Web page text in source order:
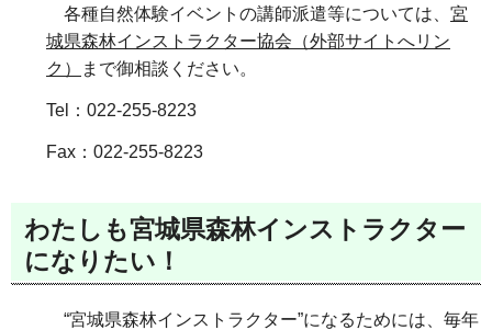
各種自然体験イベントの講師派遣等については、 宮
城県森林インストラクター協会（外部サイトへリン
ク）
まで御相談ください。
Tel：022-255-8223
Fax：022-255-8223
わたしも宮城県森林インストラクター
になりたい！
“宮城県森林インストラクター”になるためには、毎年